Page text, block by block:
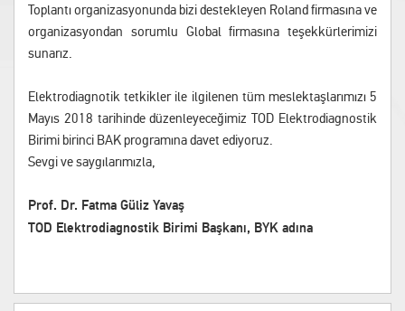
Toplantı organizasyonunda bizi destekleyen Roland firmasına ve
organizasyondan sorumlu Global firmasına teşekkürlerimizi
sunarız.
Elektrodiagnotik tetkikler ile ilgilenen tüm meslektaşlarımızı 5
Mayıs 2018 tarihinde düzenleyeceğimiz TOD Elektrodiagnostik
Birimi birinci BAK programına davet ediyoruz.
Sevgi ve saygılarımızla,
Prof. Dr. Fatma Güliz Yavaş
TOD Elektrodiagnostik Birimi Başkanı, BYK adına